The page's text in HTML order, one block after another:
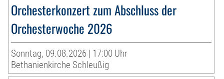
Orchesterkonzert zum Abschluss der
Orchesterwoche 2026
Sonntag, 09.08.2026 | 17:00 Uhr
Bethanienkirche Schleußig